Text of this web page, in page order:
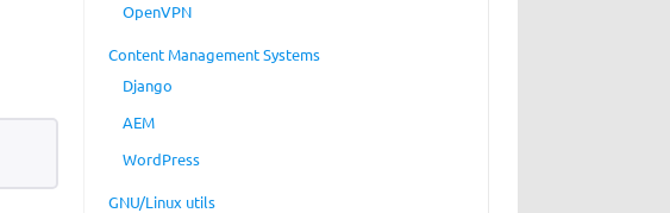
OpenVPN
Content Management Systems
Django
AEM
WordPress
GNU/Linux utils